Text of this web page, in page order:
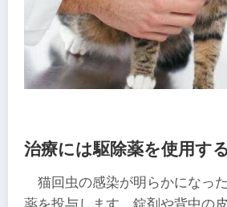
治療には駆除薬を使用する
猫回虫の感染が明らかになっ
薬を投与します。錠剤や背中の